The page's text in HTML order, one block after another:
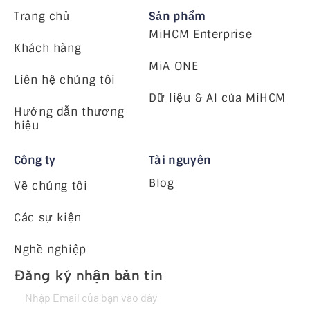
Trang chủ
Khách hàng
Liên hệ chúng tôi
Hướng dẫn thương
hiệu
Sản phẩm
MiHCM Enterprise
MiA ONE
Dữ liệu & AI của MiHCM
Công ty
Về chúng tôi
Các sự kiện
Nghề nghiệp
Tài nguyên
Blog
Đăng ký nhận bản tin